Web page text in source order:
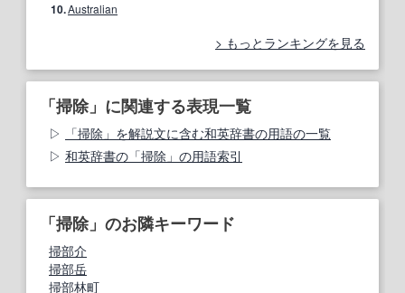
10.Australian
もっとランキングを見る
「掃除」に関連する表現一覧
「掃除」を解説文に含む和英辞書の用語の一覧
和英辞書の「掃除」の用語索引
「掃除」のお隣キーワード
掃部介
掃部岳
掃部林町